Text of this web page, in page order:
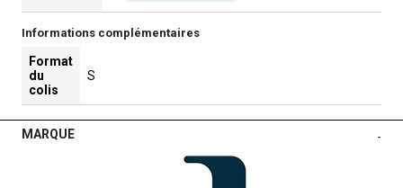
Informations complémentaires
Format
du
colis
S
MARQUE -